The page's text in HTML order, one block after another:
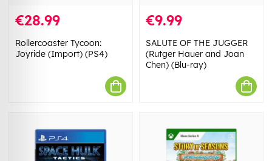
€28.99
Rollercoaster Tycoon:
Joyride (Import) (PS4)
€9.99
SALUTE OF THE JUGGER
(Rutger Hauer and Joan
Chen) (Blu-ray)